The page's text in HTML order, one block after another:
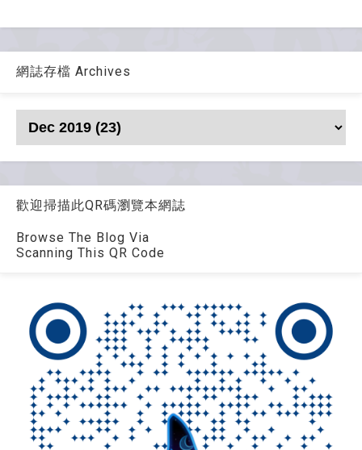
網誌存檔 Archives
歡迎掃描此QR碼瀏覽本網誌
Browse The Blog Via
Scanning This QR Code